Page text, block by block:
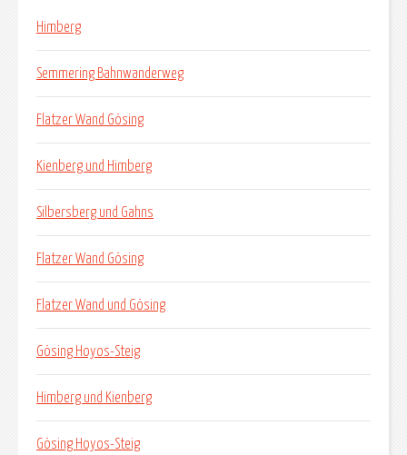
Himberg
Semmering Bahnwanderweg
Flatzer Wand Gösing
Kienberg und Himberg
Silbersberg und Gahns
Flatzer Wand Gösing
Flatzer Wand und Gösing
Gösing Hoyos-Steig
Himberg und Kienberg
Gösing Hoyos-Steig